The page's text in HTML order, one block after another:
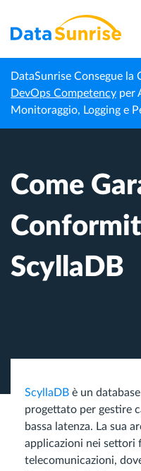
DataSunrise Consegue la
DevOps Competency per
Monitoraggio, Logging e
Homepage
Centro di
Conoscenza
Come
ScyllaDB
ScyllaDB è un
progettato per gestire
bassa latenza. La sua
applicazioni nei settori
telecomunicazioni,